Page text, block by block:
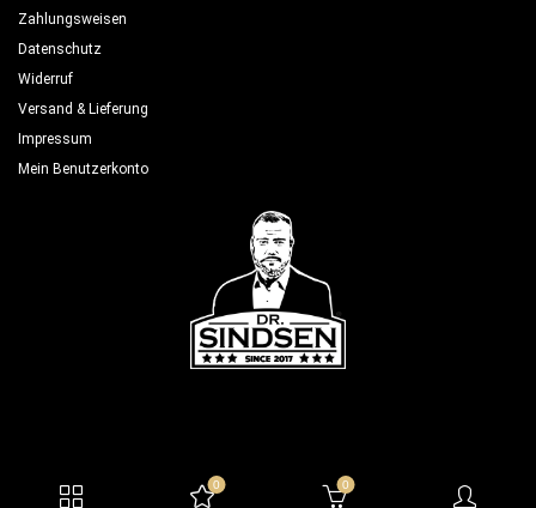
Zahlungsweisen
Datenschutz
Widerruf
Versand & Lieferung
Impressum
Mein Benutzerkonto
0 0